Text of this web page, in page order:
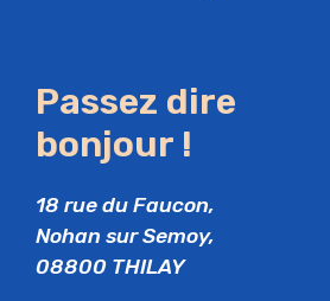
Passez dire
bonjour !
18 rue du Faucon,
Nohan sur Semoy,
08800 THILAY